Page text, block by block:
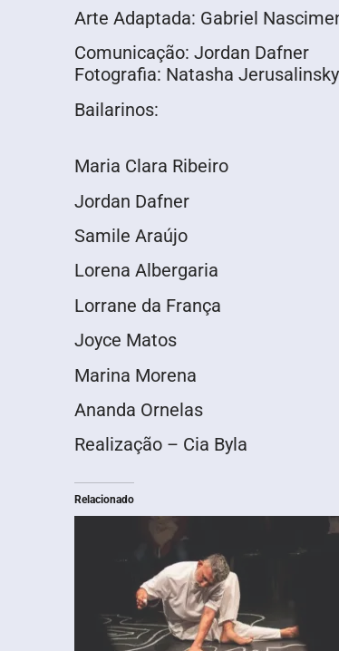
Arte Adaptada: Gabriel
Comunicação: Jordan Dafner
Fotografia: Natasha Jerusalinsky
Bailarinos:
Maria Clara Ribeiro
Jordan Dafner
Samile Araújo
Lorena Albergaria
Lorrane da França
Joyce Matos
Marina Morena
Ananda Ornelas
Realização – Cia Byla
Relacionado